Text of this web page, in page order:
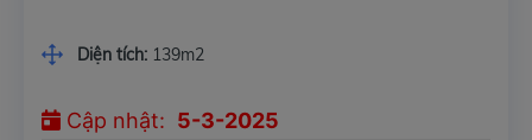
Diện tích: 139m2
Cập nhật: 5-3-2025